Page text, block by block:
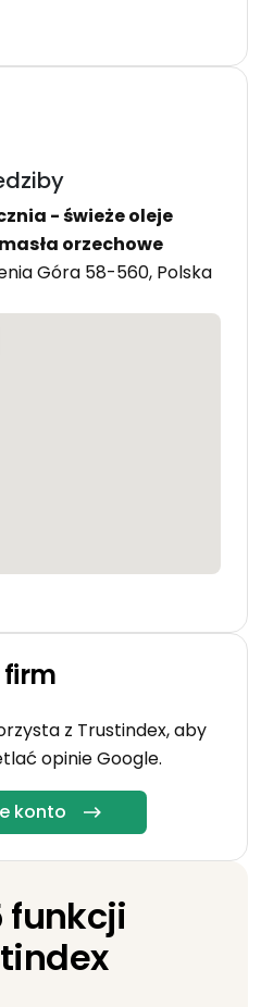
- świeże oleje
orzechowe
Góra 58-560, Polska
z Trustindex, aby
opinie Google.
konto
funkcji